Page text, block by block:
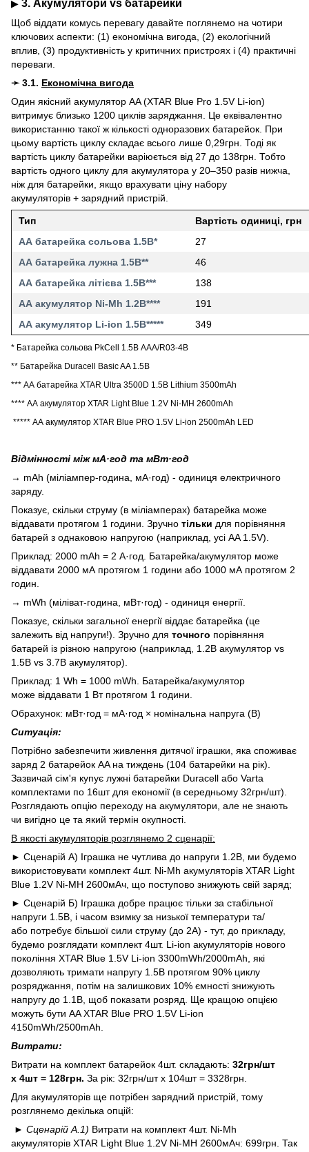
▶ 3. Акумулятори vs батарейки
Щоб віддати комусь перевагу давайте поглянемо на чотири
ключових аспекти: (1) економічна вигода, (2) екологічний
вплив, (3) продуктивність у критичних пристроях і (4) практичні
переваги.
➛ 3.1. Економічна вигода
Один якісний акумулятор AA (XTAR Blue Pro 1.5V Li-ion)
витримує близько 1200 циклів заряджання. Це еквівалентно
використанню такої ж кількості одноразових батарейок. При
цьому вартість циклу складає всього лише 0,29грн. Тоді як
вартість циклу батарейки варіюється від 27 до 138грн. Тобто
вартість одного циклу для акумулятора у 20–350 разів нижча,
ніж для батарейки, якщо врахувати ціну набору
акумуляторів + зарядний пристрій.
Тип
Вартість одиниці, грн
АА батарейка сольова 1.5В*
27
АА батарейка лужна 1.5В**
46
АА батарейка літієва 1.5В***
138
АА акумулятор Ni-Mh 1.2В****
191
АА акумулятор Li-ion 1.5В*****
349
* Батарейка сольова PkCell 1.5В AAA/R03-4B
** Батарейка Duracell Basic AA 1.5В
*** АА батарейка XTAR Ultra 3500D 1.5В Lithium 3500mAh
**** АА акумулятор XTAR Light Blue 1.2V Ni-MH 2600mAh
***** АА акумулятор XTAR Blue PRO 1.5V Li-ion 2500mAh LED
Відмінності між мА·год та мВт·год
→ mAh (міліампер-година, мА·год) - одиниця електричного
заряду.
Показує, скільки струму (в міліамперах) батарейка може
віддавати протягом 1 години. Зручно тільки для порівняння
батарей з однаковою напругою (наприклад, усі AA 1.5V).
Приклад: 2000 mAh = 2 А·год. Батарейка/акумулятор може
віддавати 2000 мА протягом 1 години або 1000 мА протягом 2
годин.
→ mWh (міліват-година, мВт·год) - одиниця енергії.
Показує, скільки загальної енергії віддає батарейка (це
залежить від напруги!). Зручно для точного порівняння
батарей із різною напругою (наприклад, 1.2В акумулятор vs
1.5В vs 3.7В акумулятор).
Приклад: 1 Wh = 1000 mWh. Батарейка/акумулятор
може віддавати 1 Вт протягом 1 години.
Обрахунок: мВт·год = мА·год × номінальна напруга (В)
Ситуація:
Потрібно забезпечити живлення дитячої іграшки, яка споживає
заряд 2 батарейок AA на тиждень (104 батарейки на рік).
Зазвичай сім'я купує лужні батарейки Duracell або Varta
комплектами по 16шт для економії (в середньому 32грн/шт).
Розглядають опцію переходу на акумулятори, але не знають
чи вигідно це та який термін окупності.
В якості акумуляторів розглянемо 2 сценарії:
► Сценарій А) Іграшка не чутлива до напруги 1.2В, ми будемо
використовувати комплект 4шт. Ni-Mh акумуляторів XTAR Light
Blue 1.2V Ni-MH 2600мАч , що поступово знижують свій заряд;
► Сценарій Б) Іграшка добре працює тільки за стабільної
напруги 1.5В, і часом взимку за низької температури та/
або потребує більшої сили струму (до 2А) - тут, до прикладу,
будемо розглядати комплект 4шт. Li-ion акумуляторів нового
покоління XTAR Blue 1.5V Li-ion 3300mWh/2000mAh , які
дозволяють тримати напругу 1.5В протягом 90% циклу
розряджання, потім на залишкових 10% ємності знижують
напругу до 1.1В, щоб показати розряд. Ще кращою опцією
можуть бути AA XTAR Blue PRO 1.5V Li-ion
4150mWh/2500mAh
Витрати:
Витрати на комплект батарейок 4шт. складають: 32грн/шт
х 4шт = 128грн. За рік: 32грн/шт х 104шт = 3328грн.
Для акумуляторів ще потрібен зарядний пристрій, тому
розглянемо декілька опцій:
► Сценарій А.1) Витрати на комплект 4шт. Ni-Mh
акумуляторів XTAR Light Blue 1.2V Ni-MH 2600мАч: 699грн. Так